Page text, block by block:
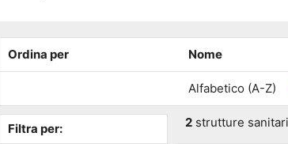
Ordina per Nome
Alfabetico (A-Z)
Filtra per:
2 strutture